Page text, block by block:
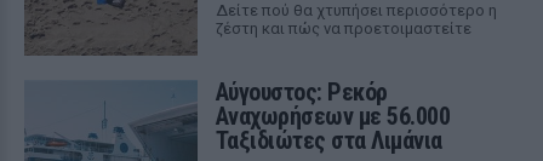
Δείτε πού θα χτυπήσει περισσότερο η
ζέστη και πώς να προετοιμαστείτε
Αύγουστος: Ρεκόρ
Αναχωρήσεων με 56.000
Ταξιδιώτες στα Λιμάνια